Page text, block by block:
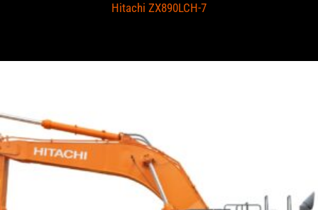
Hitachi ZX890LCH-7